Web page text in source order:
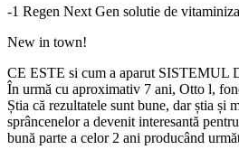
-1 Regen Next Gen solutie de
New in town!
CE ESTE si cum a aparut
În urmă cu aproximativ 7 ani, Otto l,
Știa că rezultatele sunt bune, dar știa și
sprâncenelor a devenit interesantă
bună parte a celor 2 ani producând